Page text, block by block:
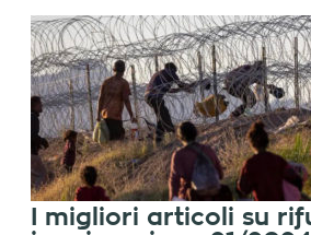
I migliori articoli su